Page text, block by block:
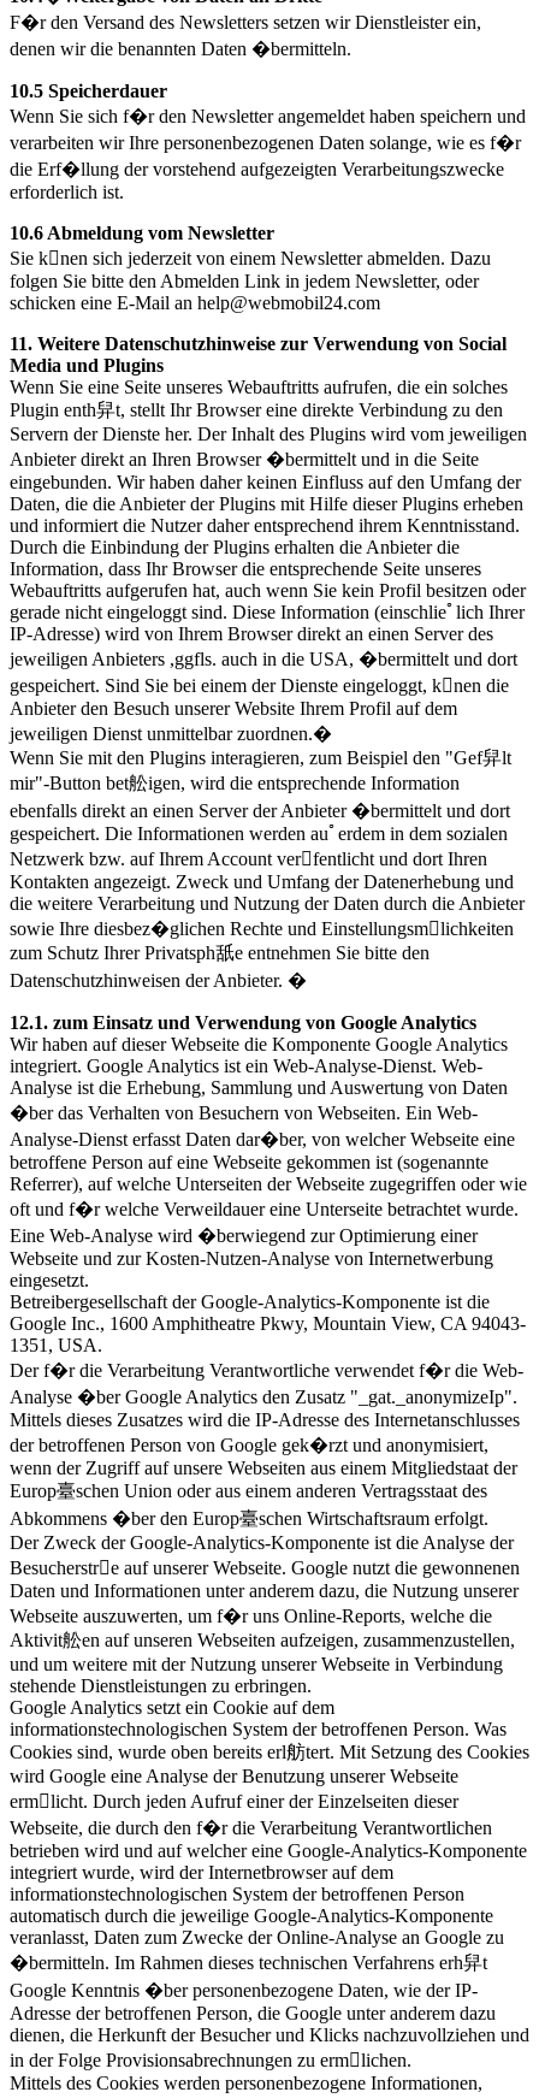
F�r den Versand des Newsletters setzen wir Dienstleister ein,
denen wir die benannten Daten �bermitteln.
10.5 Speicherdauer
Wenn Sie sich f�r den Newsletter angemeldet haben speichern und
verarbeiten wir Ihre personenbezogenen Daten solange, wie es f�r
die Erf�llung der vorstehend aufgezeigten Verarbeitungszwecke
erforderlich ist.
10.6 Abmeldung vom Newsletter
Sie knen sich jederzeit von einem Newsletter abmelden. Dazu
folgen Sie bitte den Abmelden Link in jedem Newsletter, oder
schicken eine E-Mail an help@webmobil24.com
11. Weitere Datenschutzhinweise zur Verwendung von Social
Media und Plugins
Wenn Sie eine Seite unseres Webauftritts aufrufen, die ein solches
Plugin enth舁t, stellt Ihr Browser eine direkte Verbindung zu den
Servern der Dienste her. Der Inhalt des Plugins wird vom jeweiligen
Anbieter direkt an Ihren Browser �bermittelt und in die Seite
eingebunden. Wir haben daher keinen Einfluss auf den Umfang der
Daten, die die Anbieter der Plugins mit Hilfe dieser Plugins erheben
und informiert die Nutzer daher entsprechend ihrem Kenntnisstand.
Durch die Einbindung der Plugins erhalten die Anbieter die
Information, dass Ihr Browser die entsprechende Seite unseres
Webauftritts aufgerufen hat, auch wenn Sie kein Profil besitzen oder
gerade nicht eingeloggt sind. Diese Information (einschlieﾟlich Ihrer
IP-Adresse) wird von Ihrem Browser direkt an einen Server des
jeweiligen Anbieters ,ggfls. auch in die USA, �bermittelt und dort
gespeichert. Sind Sie bei einem der Dienste eingeloggt, knen die
Anbieter den Besuch unserer Website Ihrem Profil auf dem
jeweiligen Dienst unmittelbar zuordnen.�
Wenn Sie mit den Plugins interagieren, zum Beispiel den "Gef舁lt
mir"-Button bet舩igen, wird die entsprechende Information
ebenfalls direkt an einen Server der Anbieter �bermittelt und dort
gespeichert. Die Informationen werden auﾟerdem in dem sozialen
Netzwerk bzw. auf Ihrem Account verfentlicht und dort Ihren
Kontakten angezeigt. Zweck und Umfang der Datenerhebung und
die weitere Verarbeitung und Nutzung der Daten durch die Anbieter
sowie Ihre diesbez�glichen Rechte und Einstellungsmlichkeiten
zum Schutz Ihrer Privatsph舐e entnehmen Sie bitte den
Datenschutzhinweisen der Anbieter. �
12.1. zum Einsatz und Verwendung von Google Analytics
Wir haben auf dieser Webseite die Komponente Google Analytics
integriert. Google Analytics ist ein Web-Analyse-Dienst. Web-
Analyse ist die Erhebung, Sammlung und Auswertung von Daten
�ber das Verhalten von Besuchern von Webseiten. Ein Web-
Analyse-Dienst erfasst Daten dar�ber, von welcher Webseite eine
betroffene Person auf eine Webseite gekommen ist (sogenannte
Referrer), auf welche Unterseiten der Webseite zugegriffen oder wie
oft und f�r welche Verweildauer eine Unterseite betrachtet wurde.
Eine Web-Analyse wird �berwiegend zur Optimierung einer
Webseite und zur Kosten-Nutzen-Analyse von Internetwerbung
eingesetzt.
Betreibergesellschaft der Google-Analytics-Komponente ist die
Google Inc., 1600 Amphitheatre Pkwy, Mountain View, CA 94043-
1351, USA.
Der f�r die Verarbeitung Verantwortliche verwendet f�r die Web-
Analyse �ber Google Analytics den Zusatz "_gat._anonymizeIp".
Mittels dieses Zusatzes wird die IP-Adresse des Internetanschlusses
der betroffenen Person von Google gek�rzt und anonymisiert,
wenn der Zugriff auf unsere Webseiten aus einem Mitgliedstaat der
Europ臺schen Union oder aus einem anderen Vertragsstaat des
Abkommens �ber den Europ臺schen Wirtschaftsraum erfolgt.
Der Zweck der Google-Analytics-Komponente ist die Analyse der
Besucherstre auf unserer Webseite. Google nutzt die gewonnenen
Daten und Informationen unter anderem dazu, die Nutzung unserer
Webseite auszuwerten, um f�r uns Online-Reports, welche die
Aktivit舩en auf unseren Webseiten aufzeigen, zusammenzustellen,
und um weitere mit der Nutzung unserer Webseite in Verbindung
stehende Dienstleistungen zu erbringen.
Google Analytics setzt ein Cookie auf dem
informationstechnologischen System der betroffenen Person. Was
Cookies sind, wurde oben bereits erl舫tert. Mit Setzung des Cookies
wird Google eine Analyse der Benutzung unserer Webseite
ermlicht. Durch jeden Aufruf einer der Einzelseiten dieser
Webseite, die durch den f�r die Verarbeitung Verantwortlichen
betrieben wird und auf welcher eine Google-Analytics-Komponente
integriert wurde, wird der Internetbrowser auf dem
informationstechnologischen System der betroffenen Person
automatisch durch die jeweilige Google-Analytics-Komponente
veranlasst, Daten zum Zwecke der Online-Analyse an Google zu
�bermitteln. Im Rahmen dieses technischen Verfahrens erh舁t
Google Kenntnis �ber personenbezogene Daten, wie der IP-
Adresse der betroffenen Person, die Google unter anderem dazu
dienen, die Herkunft der Besucher und Klicks nachzuvollziehen und
in der Folge Provisionsabrechnungen zu ermlichen.
Mittels des Cookies werden personenbezogene Informationen,